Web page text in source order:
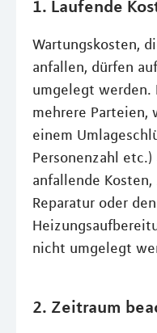
1. Laufende
Wartungskosten,
anfallen, dürfen
umgelegt werden.
mehrere Parteien,
einem
Personenzahl
anfallende
Reparatur oder
nicht umgelegt
2. Zeitraum